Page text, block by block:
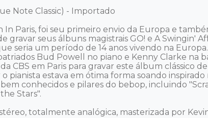
Note Classic) - Importado
Paris, foi seu primeiro envio da Europa e
seus álbuns magistrais GO! e A Swingin'
seria um período de 14 anos vivendo na
Bud Powell no piano e Kenny Clarke na
CBS em Paris para gravar este álbum clássico
pianista estava em ótima forma soando
conhecidos e pilares do bebop, incluindo
Stars".
totalmente analógica, masterizada por